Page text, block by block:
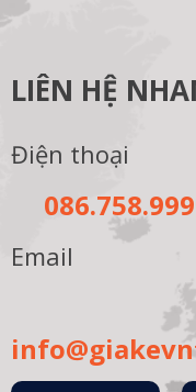
LIÊN HỆ
Điện thoại
Email